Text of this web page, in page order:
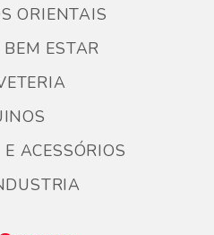
ORIENTAIS
ESTAR
ACESSÓRIOS